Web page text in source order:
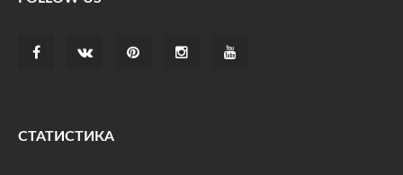
СТАТИСТИКА